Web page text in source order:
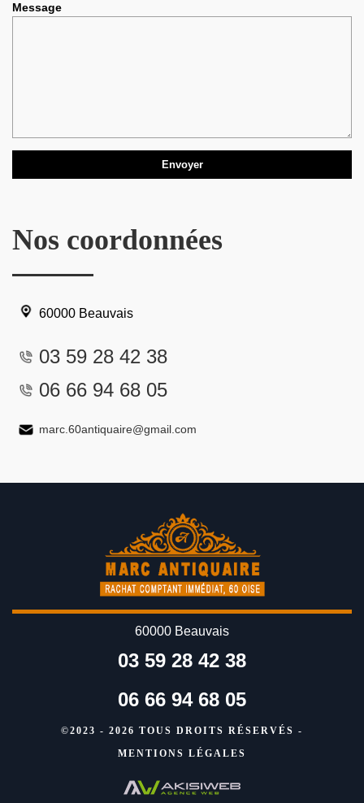
Message
Nos coordonnées
60000 Beauvais
03 59 28 42 38
06 66 94 68 05
marc.60antiquaire@gmail.com
60000 Beauvais
03 59 28 42 38
06 66 94 68 05
©2023 - 2026 TOUS DROITS RÉSERVÉS -
MENTIONS LÉGALES